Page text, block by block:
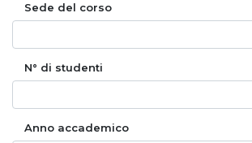
Sede del corso
N° di studenti
Anno accademico